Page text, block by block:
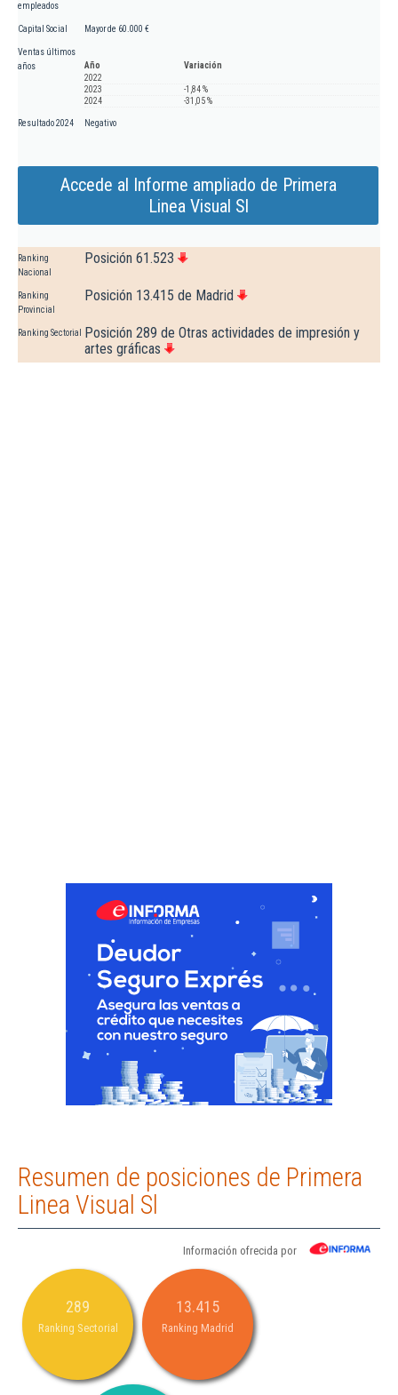
empleados
Capital Social Mayor de 60.000 €
Ventas últimos
años
Año
Variación
2022
2023
-1,84 %
2024
-31,05 %
Resultado 2024 Negativo
Accede al Informe ampliado de Primera
Linea Visual Sl
Ranking
Nacional
Posición 61.523
Ranking
Provincial
Posición 13.415 de Madrid
Ranking Sectorial
Posición 289 de Otras actividades de impresión y
artes gráficas
Resumen de posiciones de Primera
Linea Visual Sl
Información ofrecida por
289
Ranking Sectorial
13.415
Ranking Madrid